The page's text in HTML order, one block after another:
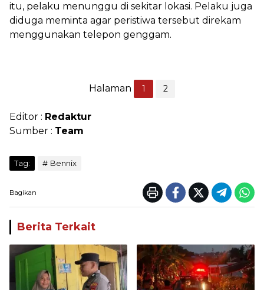
itu, pelaku menunggu di sekitar lokasi. Pelaku juga
diduga meminta agar peristiwa tersebut direkam
menggunakan telepon genggam.
Halaman 1 2
Editor : Redaktur
Sumber : Team
Tag: Bennix
Bagikan
Berita Terkait